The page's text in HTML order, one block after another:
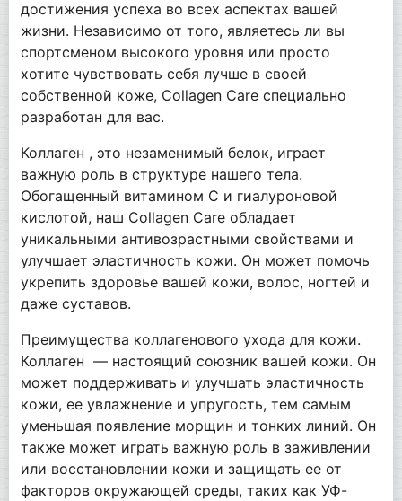
достижения успеха во всех аспектах вашей
жизни. Независимо от того, являетесь ли вы
спортсменом высокого уровня или просто
хотите чувствовать себя лучше в своей
собственной коже, Collagen Care специально
разработан для вас.
Коллаген , это незаменимый белок, играет
важную роль в структуре нашего тела.
Обогащенный витамином С и гиалуроновой
кислотой, наш Collagen Care обладает
уникальными антивозрастными свойствами и
улучшает эластичность кожи. Он может помочь
укрепить здоровье вашей кожи, волос, ногтей и
даже суставов.
Преимущества коллагенового ухода для кожи.
Коллаген — настоящий союзник вашей кожи. Он
может поддерживать и улучшать эластичность
кожи, ее увлажнение и упругость, тем самым
уменьшая появление морщин и тонких линий. Он
также может играть важную роль в заживлении
или восстановлении кожи и защищать ее от
факторов окружающей среды, таких как УФ-